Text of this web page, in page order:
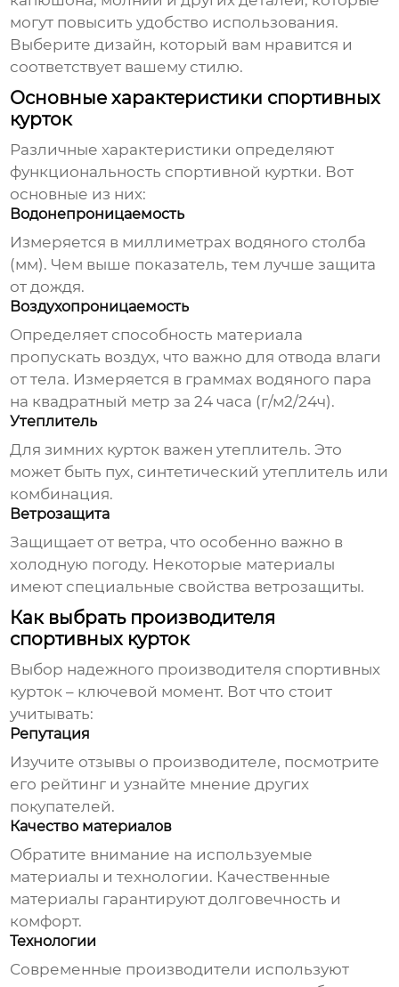
могут повысить удобство использования.
Выберите дизайн, который вам нравится и
соответствует вашему стилю.
Основные характеристики спортивных
курток
Различные характеристики определяют
функциональность спортивной куртки. Вот
основные из них:
Водонепроницаемость
Измеряется в миллиметрах водяного столба
(мм). Чем выше показатель, тем лучше защита
от дождя.
Воздухопроницаемость
Определяет способность материала
пропускать воздух, что важно для отвода влаги
от тела. Измеряется в граммах водяного пара
на квадратный метр за 24 часа (г/м2/24ч).
Утеплитель
Для зимних курток важен утеплитель. Это
может быть пух, синтетический утеплитель или
комбинация.
Ветрозащита
Защищает от ветра, что особенно важно в
холодную погоду. Некоторые материалы
имеют специальные свойства ветрозащиты.
Как выбрать производителя
спортивных курток
Выбор надежного производителя спортивных
курток – ключевой момент. Вот что стоит
учитывать:
Репутация
Изучите отзывы о производителе, посмотрите
его рейтинг и узнайте мнение других
покупателей.
Качество материалов
Обратите внимание на используемые
материалы и технологии. Качественные
материалы гарантируют долговечность и
комфорт.
Технологии
Современные производители используют